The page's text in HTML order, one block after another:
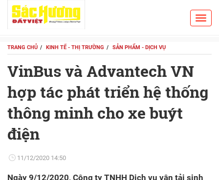
TRANG CHỦ KINH TẾ - THỊ TRƯỜNG SẢN PHẨM - DỊCH VỤ
VinBus và Advantech VN
hợp tác phát triển hệ thống
thông minh cho xe buýt
điện
11/12/2020 14:50
Ngày 9/12/2020, Công ty TNHH Dịch vụ vận tải sinh